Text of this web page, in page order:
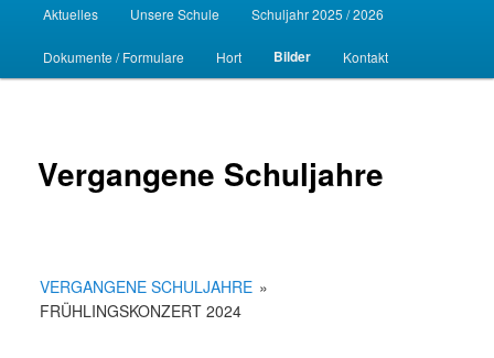
Aktuelles Unsere Schule Schuljahr 2025 / 2026
Dokumente / Formulare Hort Bilder Kontakt
Vergangene Schuljahre
VERGANGENE SCHULJAHRE »
FRÜHLINGSKONZERT 2024